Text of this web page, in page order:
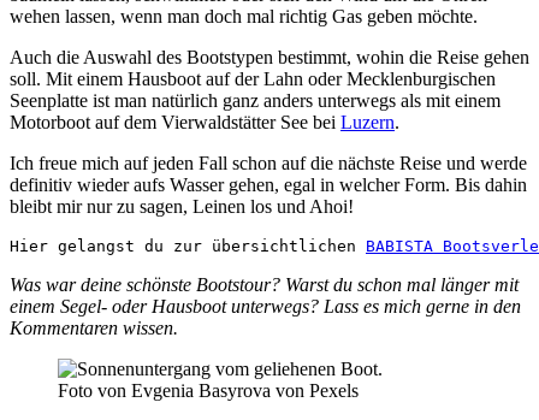
wehen lassen, wenn man doch mal richtig Gas geben möchte.
Auch die Auswahl des Bootstypen bestimmt, wohin die Reise gehen
soll. Mit einem Hausboot auf der Lahn oder Mecklenburgischen
Seenplatte ist man natürlich ganz anders unterwegs als mit einem
Motorboot auf dem Vierwaldstätter See bei Luzern.
Ich freue mich auf jeden Fall schon auf die nächste Reise und werde
definitiv wieder aufs Wasser gehen, egal in welcher Form. Bis dahin
bleibt mir nur zu sagen, Leinen los und Ahoi!
Hier gelangst du zur übersichtlichen BABISTA
Was war deine schönste Bootstour? Warst du schon mal länger mit
einem Segel- oder Hausboot unterwegs? Lass es mich gerne in den
Kommentaren wissen.
Foto von Evgenia Basyrova von Pexels